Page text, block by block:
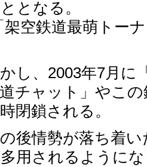
となる。
空鉄道最萌トー
し、2003年7月に
チャット」やこ
閉鎖される。
後情勢が落ち着い
多用されるように